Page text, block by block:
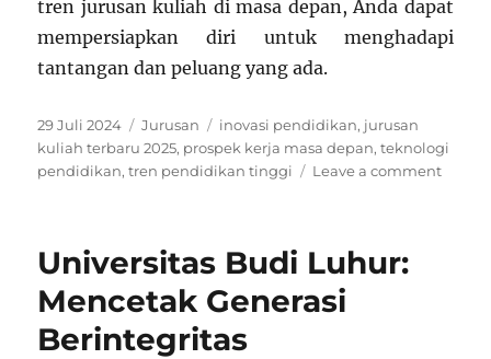
tren jurusan kuliah di masa depan, Anda dapat
mempersiapkan diri untuk menghadapi
tantangan dan peluang yang ada.
Posted
on
29 Juli 2024 Categories
Jurusan Tags
inovasi pendidikan, jurusan
kuliah terbaru 2025, prospek kerja masa depan,teknologi
pendidikan,tren pendidikan tinggi Leave a commenton
Universitas Budi Luhur:
Mencetak Generasi
Berintegritas